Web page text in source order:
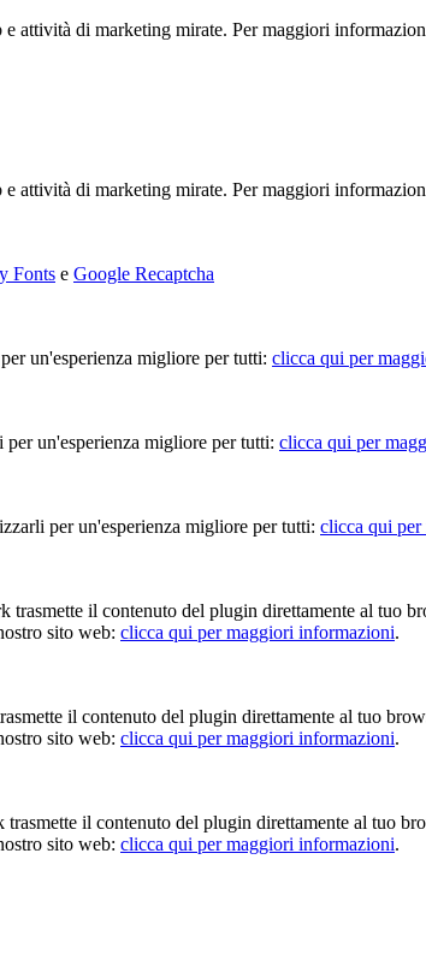
attività di marketing mirate. Per maggiori
attività di marketing mirate. Per maggiori
Fonts e Google Recaptcha
un'esperienza migliore per tutti: clicca qui per
un'esperienza migliore per tutti: clicca qui per
per un'esperienza migliore per tutti: clicca qui
il contenuto del plugin direttamente al tuo
sito web: clicca qui per maggiori informazioni.
il contenuto del plugin direttamente al tuo
sito web: clicca qui per maggiori informazioni.
il contenuto del plugin direttamente al tuo
sito web: clicca qui per maggiori informazioni.